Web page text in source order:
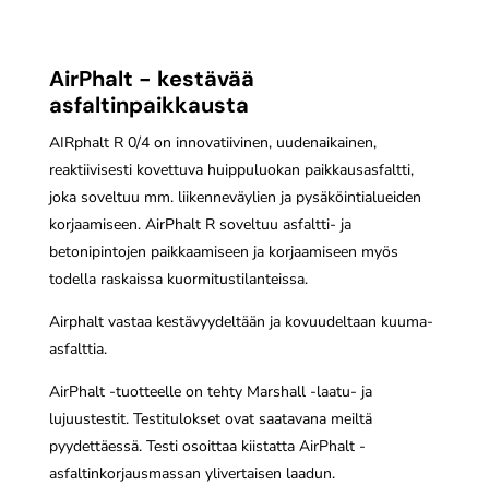
AirPhalt - kestävää
asfaltinpaikkausta
AIRphalt R 0/4 on innovatiivinen, uudenaikainen,
reaktiivisesti kovettuva huippuluokan paikkausasfaltti,
joka soveltuu mm. liikenneväylien ja pysäköintialueiden
korjaamiseen. AirPhalt R soveltuu asfaltti- ja
betonipintojen paikkaamiseen ja korjaamiseen myös
todella raskaissa kuormitustilanteissa.
Airphalt vastaa kestävyydeltään ja kovuudeltaan kuuma-
asfalttia.
AirPhalt -tuotteelle on tehty Marshall -laatu- ja
lujuustestit. Testitulokset ovat saatavana meiltä
pyydettäessä. Testi osoittaa kiistatta AirPhalt -
asfaltinkorjausmassan ylivertaisen laadun.